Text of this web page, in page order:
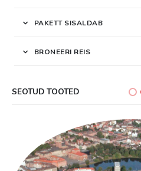
PAKETT SISALDAB
BRONEERI REIS
SEOTUD TOOTED